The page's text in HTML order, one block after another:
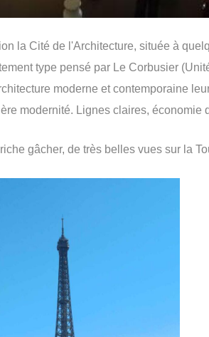
la Cité de l'Architecture, située à
type pensé par Le Corbusier
moderne et contemporaine
modernité. Lignes claires,
gâcher, de très belles vues sur la